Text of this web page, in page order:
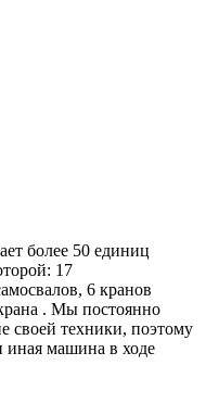
более 50 единиц
17
6 кранов
. Мы постоянно
своей техники, поэтому
иная машина в ходе